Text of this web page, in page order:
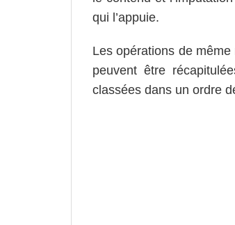
qui l’appuie.
Les opérations de
peuvent être
classées dans un ordre